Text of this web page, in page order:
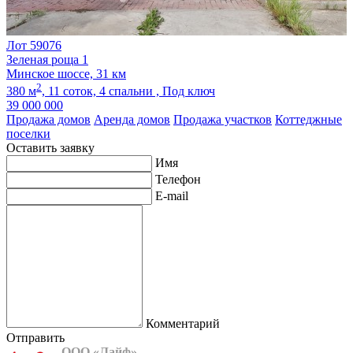
Лот 59076
Зеленая роща 1
Минское шоссе, 31 км
380 м2, 11 соток, 4 спальни , Под ключ
39 000 000
Продажа домов Аренда домов Продажа участков Коттеджные
поселки
Оставить заявку
Имя
Телефон
E-mail
Комментарий
Отправить